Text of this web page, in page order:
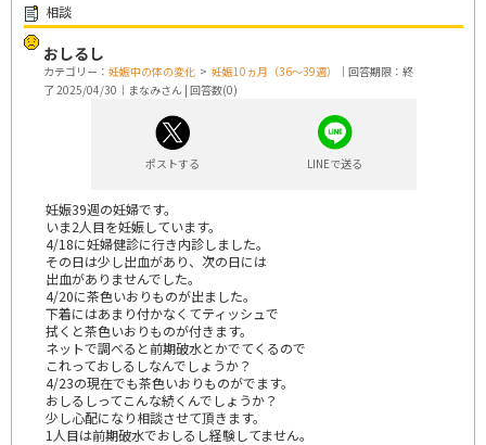
相談
おしるし
カテゴリー： 妊娠中の体の変化 > 妊娠10ヵ月（36～39週）
｜回答期限：終
了 2025/04/30｜まなみさん | 回答数(0)
ポストする LINEで送る
妊娠39週の妊婦です。
いま2人目を妊娠しています。
4/18に妊婦健診に行き内診しました。
その日は少し出血があり、次の日には
出血がありませんでした。
4/20に茶色いおりものが出ました。
下着にはあまり付かなくてティッシュで
拭くと茶色いおりものが付きます。
ネットで調べると前期破水とかでてくるので
これっておしるしなんでしょうか？
4/23の現在でも茶色いおりものがでます。
おしるしってこんな続くんでしょうか？
少し心配になり相談させて頂きます。
1人目は前期破水でおしるし経験してません。